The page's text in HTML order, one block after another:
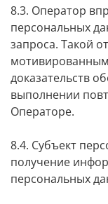
8.3. Оператор
персональных
запроса. Такой
доказательств
выполнении
Операторе.
8.4. Субъект
получение
персональных